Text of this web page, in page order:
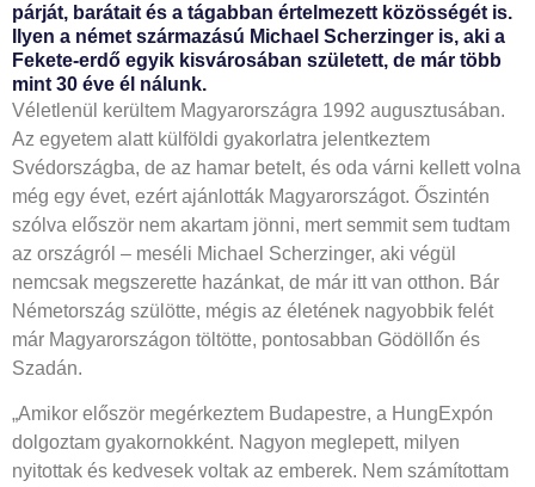
párját, barátait és a tágabban értelmezett közös­ségét is.
Ilyen a német származású Michael Scherzinger is, aki a
Fekete-erdő egyik kisvárosában született, de már több
mint 30 éve él nálunk.
Véletlenül kerültem Magyarországra 1992 augusztusában.
Az egyetem alatt külföldi gyakorlatra jelentkeztem
Svédországba, de az hamar betelt, és oda várni kellett volna
még egy évet, ezért ajánlották Magyarországot. Őszintén
szólva először nem akartam jönni, mert semmit sem tudtam
az országról – meséli Michael Scherzinger, aki végül
nemcsak megszerette hazánkat, de már itt van otthon. Bár
Németország szülötte, mégis az életének nagyobbik felét
már Magyarországon töltötte, pontosabban Gödöllőn és
Szadán.
„Amikor először megérkeztem Budapestre, a HungExpón
dolgoztam gyakornokként. Nagyon meglepett, milyen
nyitottak és kedvesek voltak az emberek. Nem számítottam